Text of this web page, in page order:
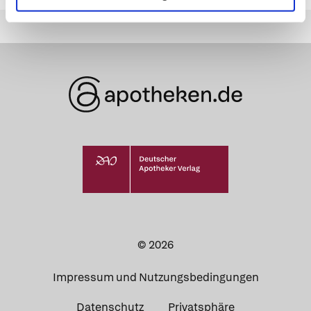
© 2026
Impressum und Nutzungsbedingungen
Datenschutz Privatsphäre